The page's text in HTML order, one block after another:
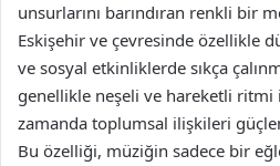
unsurlarını barındıran renkli bir
Eskişehir ve çevresinde özellikle
ve sosyal etkinliklerde sıkça
genellikle neşeli ve hareketli ritmi
zamanda toplumsal ilişkileri
Bu özelliği, müziğin sadece bir